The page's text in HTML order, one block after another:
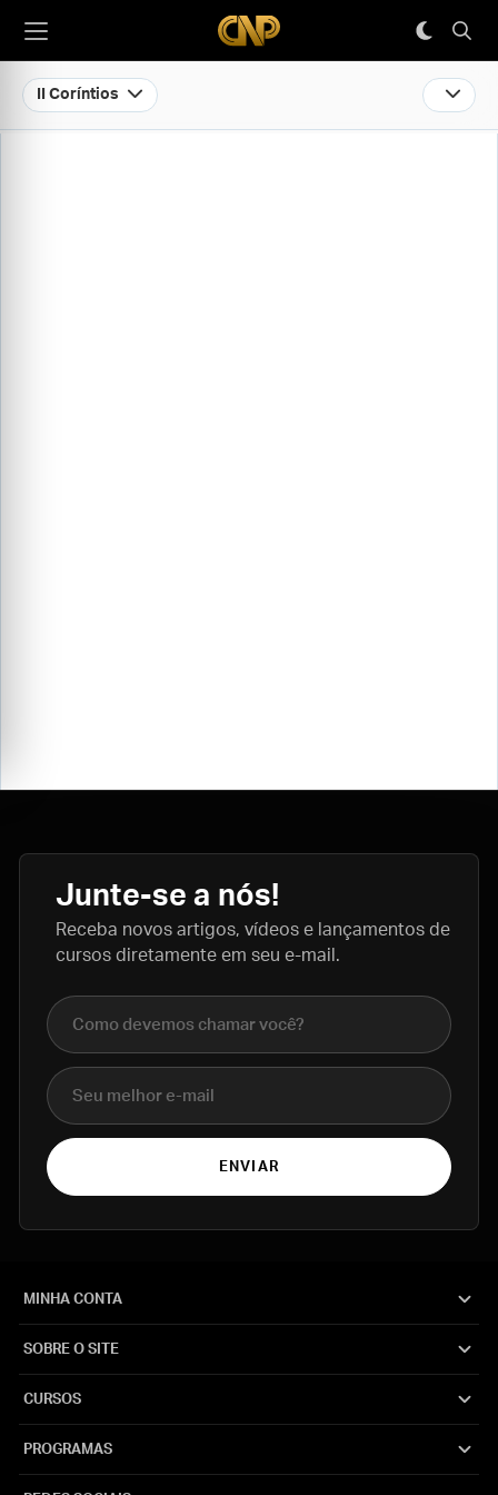
II Coríntios
Junte-se a nós!
Receba novos artigos, vídeos e lançamentos de
cursos diretamente em seu e-mail.
Nome completo
E-mail
ENVIAR
MINHA CONTA
SOBRE O SITE
CURSOS
PROGRAMAS